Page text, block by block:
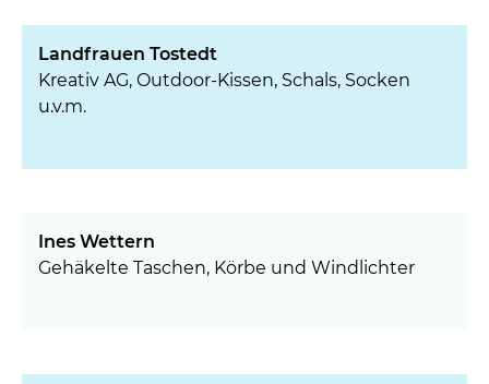
Landfrauen Tostedt
Kreativ AG, Outdoor-Kissen, Schals, Socken
u.v.m.
Ines Wettern
Gehäkelte Taschen, Körbe und Windlichter